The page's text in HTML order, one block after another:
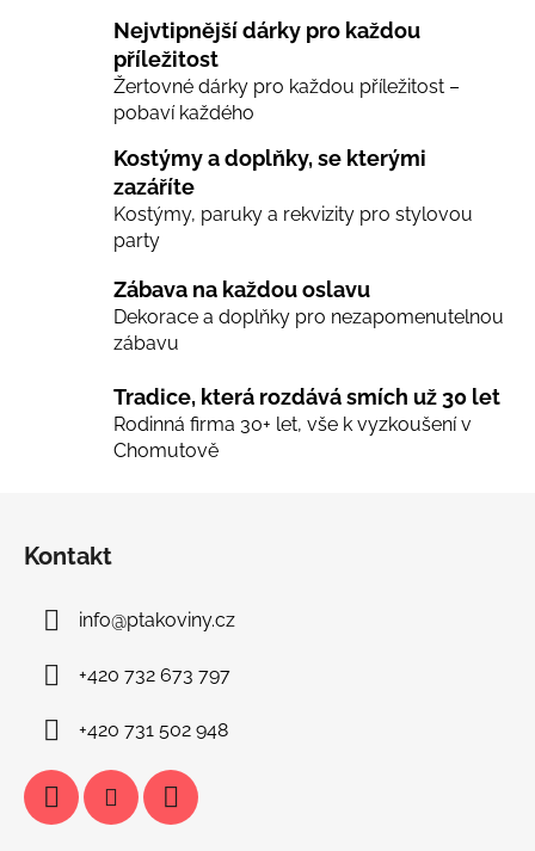
c
p
v
k
v
p
i
s
n
Nejvtipnější dárky pro každou
příležitost
Žertovné dárky pro každou příležitost –
pobaví každého
Kostýmy a doplňky, se kterými
zazáříte
Kostýmy, paruky a rekvizity pro stylovou
party
Zábava na každou oslavu
Dekorace a doplňky pro nezapomenutelnou
zábavu
Tradice, která rozdává smích už 30 let
Rodinná firma 30+ let, vše k vyzkoušení v
Chomutově
Kontakt
info@ptakoviny.cz
+420 732 673 797
+420 731 502 948